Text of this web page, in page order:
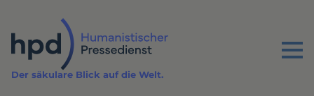
Inhalt
Menu
Der säkulare Blick auf die Welt.